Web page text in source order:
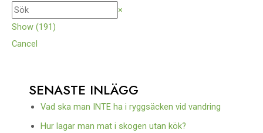
×
Show (191)
Cancel
SENASTE INLÄGG
Vad ska man INTE ha i ryggsäcken vid vandring
Hur lagar man mat i skogen utan kök?